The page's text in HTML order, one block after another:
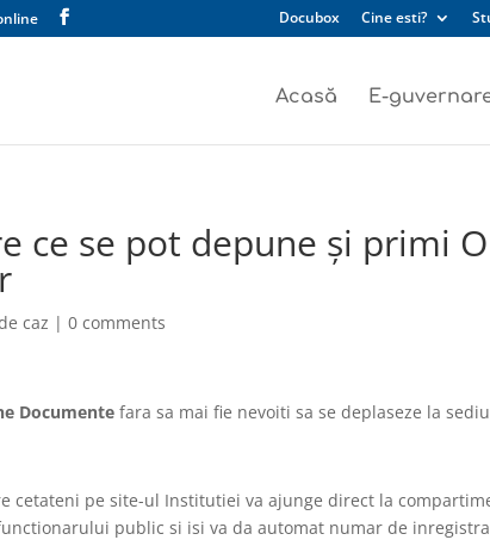
Docubox Cine esti?
Acasă E-
ce se pot depune și primi
caz |0 comments
Documentefara sa mai fie nevoiti sa se deplaseze la
cetateni pe site-ul Institutiei va ajunge direct la
public si isi va da automat numar de